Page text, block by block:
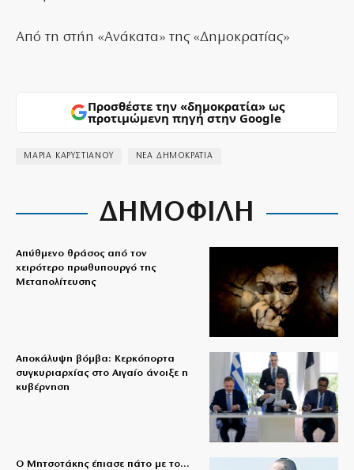
Από τη στήη «Ανάκατα» της «Δημοκρατίας»
Προσθέστε την «δημοκρατία» ως
προτιμώμενη πηγή στην Google
ΜΑΡΙΑ ΚΑΡΥΣΤΙΑΝΟΥ ΝΕΑ ΔΗΜΟΚΡΑΤΙΑ
ΔΗΜΟΦΙΛΗ
Απύθμενο θράσος από τον
χειρότερο πρωθυπουργό της
Μεταπολίτευσης
Αποκάλυψη βόμβα: Κερκόπορτα
συγκυριαρχίας στο Αιγαίο άνοιξε η
κυβέρνηση
Ο Μητσοτάκης έπιασε πάτο με το…